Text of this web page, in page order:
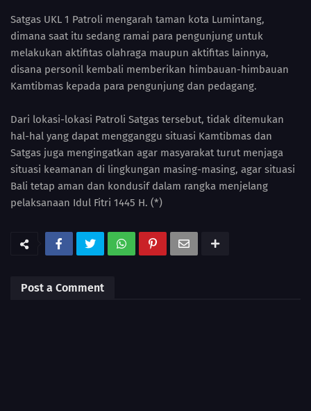
Satgas UKL 1 Patroli mengarah taman kota Lumintang,
dimana saat itu sedang ramai para pengunjung untuk
melakukan aktifitas olahraga maupun aktifitas lainnya,
disana personil kembali memberikan himbauan-himbauan
Kamtibmas kepada para pengunjung dan pedagang.
Dari lokasi-lokasi Patroli Satgas tersebut, tidak ditemukan
hal-hal yang dapat mengganggu situasi Kamtibmas dan
Satgas juga mengingatkan agar masyarakat turut menjaga
situasi keamanan di lingkungan masing-masing, agar situasi
Bali tetap aman dan kondusif dalam rangka menjelang
pelaksanaan Idul Fitri 1445 H. (*)
Post a Comment